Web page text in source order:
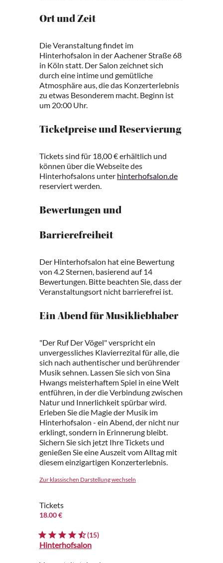
Ort und Zeit
Die Veranstaltung findet im
Hinterhofsalon in der Aachener Straße 68
in Köln statt. Der Salon zeichnet sich
durch eine intime und gemütliche
Atmosphäre aus, die das Konzerterlebnis
zu etwas Besonderem macht. Beginn ist
um 20:00 Uhr.
Ticketpreise und Reservierung
Tickets sind für 18,00 € erhältlich und
können über die Webseite des
Hinterhofsalons unter hinterhofsalon.de
reserviert werden.
Bewertungen und
Barrierefreiheit
Der Hinterhofsalon hat eine Bewertung
von 4.2 Sternen, basierend auf 14
Bewertungen. Bitte beachten Sie, dass der
Veranstaltungsort nicht barrierefrei ist.
Ein Abend für Musikliebhaber
"Der Ruf Der Vögel" verspricht ein
unvergessliches Klavierrezital für alle, die
sich nach authentischer und berührender
Musik sehnen. Lassen Sie sich von Sina
Hwangs meisterhaftem Spiel in eine Welt
entführen, in der die Verbindung zwischen
Natur und Innerlichkeit spürbar wird.
Erleben Sie die Magie der Musik im
Hinterhofsalon - ein Abend, der nicht nur
erklingt, sondern in Erinnerung bleibt.
Sichern Sie sich jetzt Ihre Tickets und
genießen Sie eine Auszeit vom Alltag mit
diesem einzigartigen Konzerterlebnis.
Zur klassischen Darstellung wechseln
Tickets
18.00 €
(15)
Hinterhofsalon